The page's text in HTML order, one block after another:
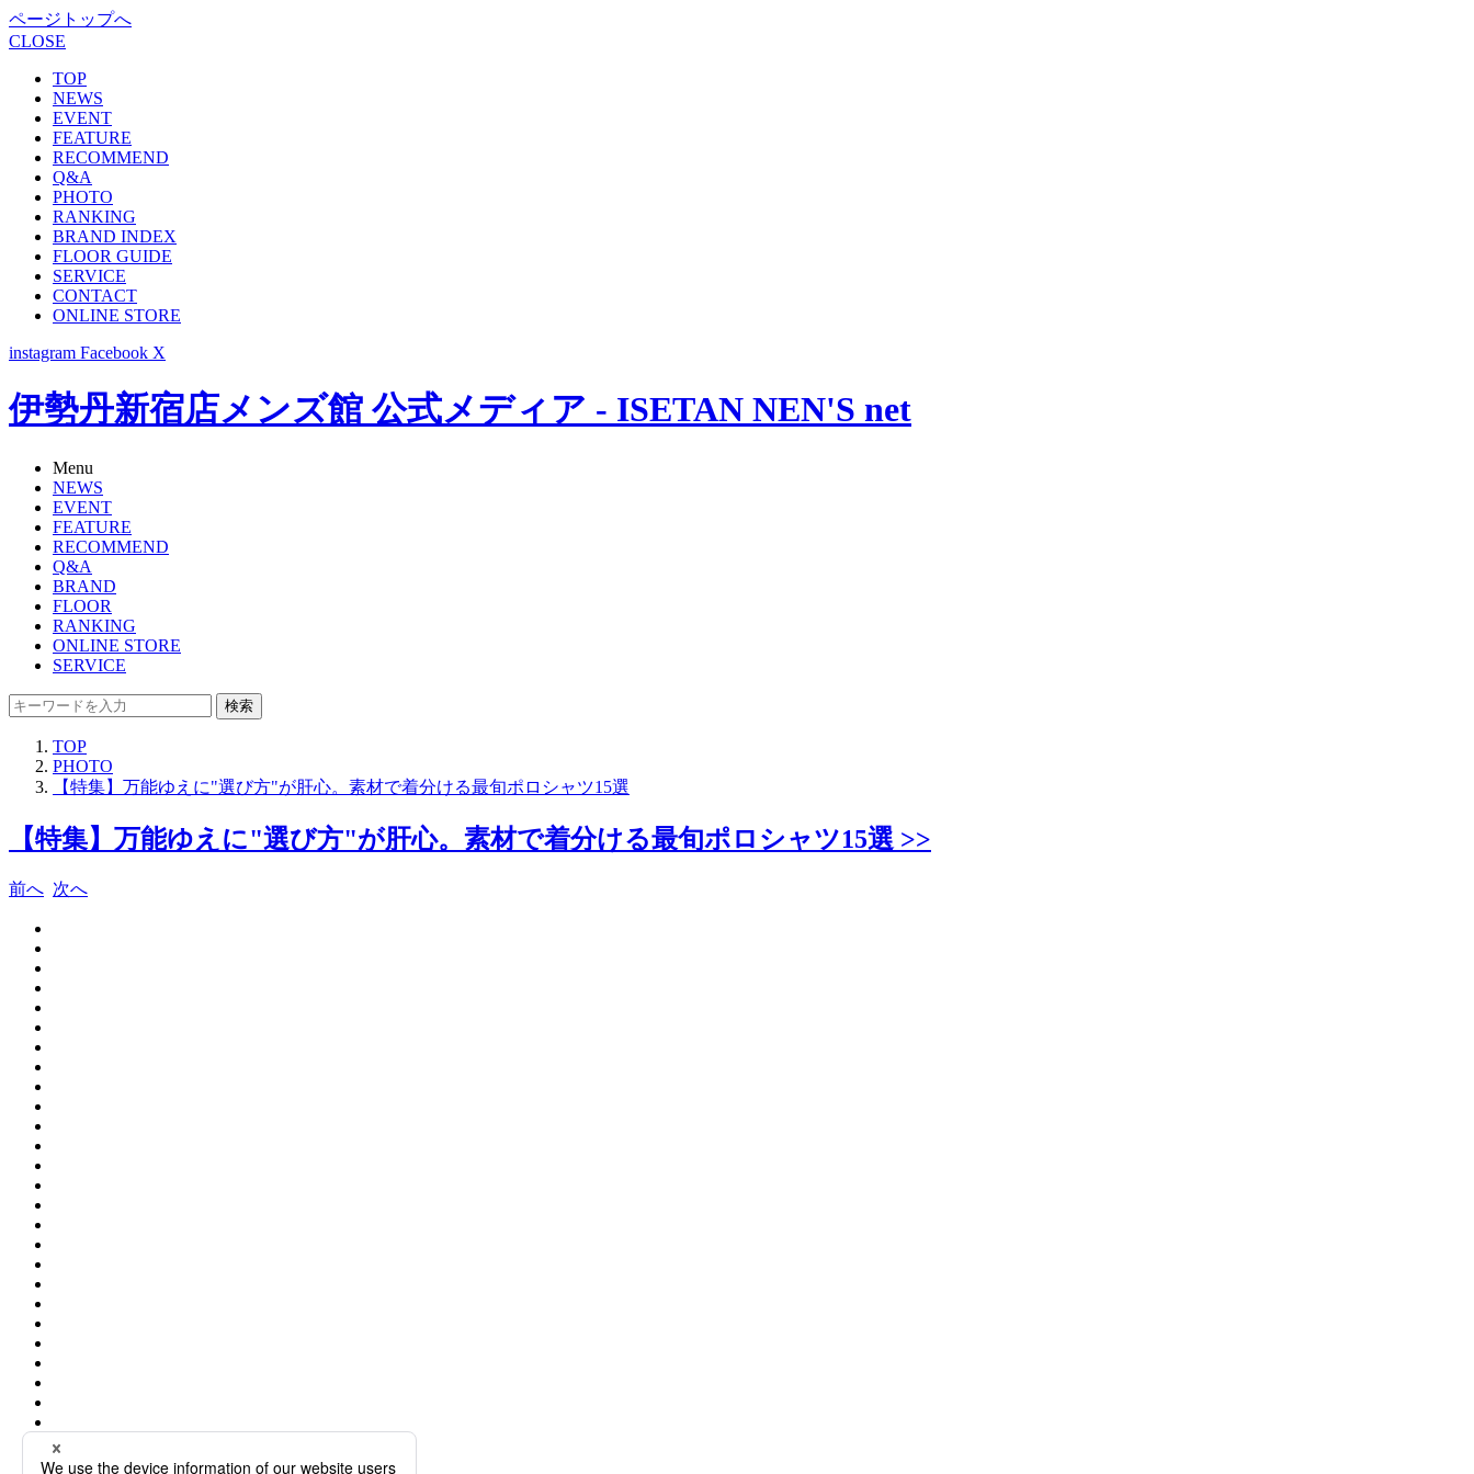
ページトップへ
CLOSE
TOP
NEWS
EVENT
FEATURE
RECOMMEND
Q&A
PHOTO
RANKING
BRAND INDEX
FLOOR GUIDE
SERVICE
CONTACT
ONLINE STORE
instagram Facebook X
伊勢丹新宿店メンズ館 公式メディア - ISETAN NEN'S net
Menu
NEWS
EVENT
FEATURE
RECOMMEND
Q&A
BRAND
FLOOR
RANKING
ONLINE STORE
SERVICE
検索
TOP
PHOTO
【特集】万能ゆえに"選び方"が肝心。素材で着分ける最旬ポロシャツ15選
【特集】万能ゆえに"選び方"が肝心。素材で着分ける最旬ポロシャツ15選 >>
前へ 次へ